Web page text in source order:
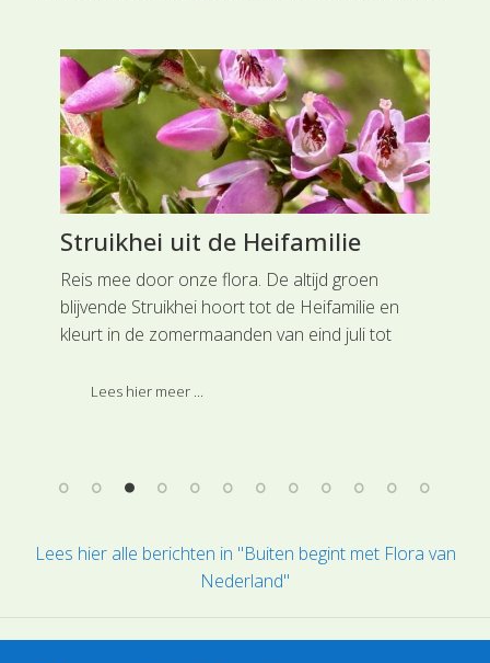
Struikhei uit de Heifamilie
Reis mee door onze flora. De altijd groen
blijvende Struikhei hoort tot de Heifamilie en
kleurt in de zomermaanden van eind juli tot
Lees hier meer ...
Lees hier alle berichten in "Buiten begint met Flora van
Nederland"